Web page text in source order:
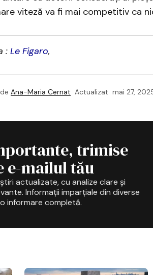
viteză va fi mai competitiv ca
: Le Figaro,
de Ana-Maria Cernat Actualizat mai 27,
trimise
e-mailul tău
actualizate, cu analize clare și
Informații imparțiale din diverse
informare completă.